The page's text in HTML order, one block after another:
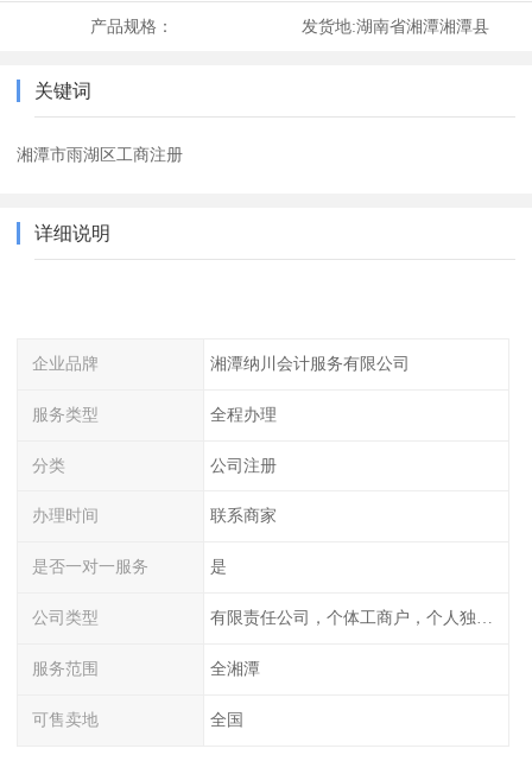
产品规格： 发货地:湖南省湘潭湘潭县
关键词
湘潭市雨湖区工商注册
详细说明
企业品牌 湘潭纳川会计服务有限公司
服务类型 全程办理
分类 公司注册
办理时间 联系商家
是否一对一服务 是
公司类型
服务范围 全湘潭
可售卖地 全国